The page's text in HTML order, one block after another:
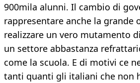
900mila alunni. Il cambio di
rappresentare anche la grande
realizzare un vero mutamento
un settore abbastanza
come la scuola. E di motivi ce
tanti quanti gli italiani che non